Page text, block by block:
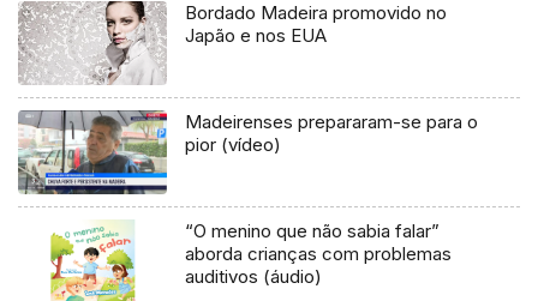
Bordado Madeira promovido no
Japão e nos EUA
Madeirenses prepararam-se para o
pior (vídeo)
“O menino que não sabia falar”
aborda crianças com problemas
auditivos (áudio)